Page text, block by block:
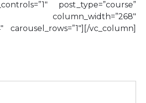
post_type=”course”
column_width=”268″
carousel_rows=”1″][/vc_column]